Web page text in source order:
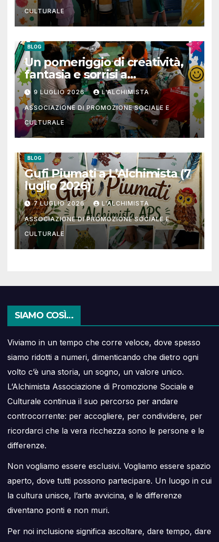
CULTURALE
BLOG
Un pomeriggio di creatività,
fantasia e sorrisi a
L’Alchimista APS
9 LUGLIO 2026 L'ALCHIMISTA
ASSOCIAZIONE DI PROMOZIONE SOCIALE E
CULTURALE
BLOG
Gufi Piumati a L’Alchimista (7
luglio 2026)
7 LUGLIO 2026 L'ALCHIMISTA
ASSOCIAZIONE DI PROMOZIONE SOCIALE E
CULTURALE
SIAMO COSÌ…
Viviamo in un tempo che corre veloce, dove spesso
siamo ridotti a numeri, dimenticando che dietro ogni
volto c’è una storia, un sogno, un valore unico.
L’Alchimista Associazione di Promozione Sociale e
Culturale continua il suo percorso per andare
controcorrente: per accogliere, per condividere, per
ricordarci che la vera ricchezza sono le persone e le
differenze.
Non vogliamo essere esclusivi. Vogliamo essere spazio
aperto, dove tutti possono partecipare. Un luogo in cui
la cultura unisce, l’arte avvicina, e le differenze
diventano ponti e non muri.
Per noi inclusione significa ascoltare, dare tempo, dare